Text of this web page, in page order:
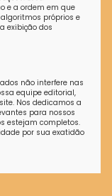
e a ordem em que
próprios e
exibição dos
não interfere nas
equipe editorial,
Nos dedicamos a
para nossos
estejam completos.
por sua exatidão